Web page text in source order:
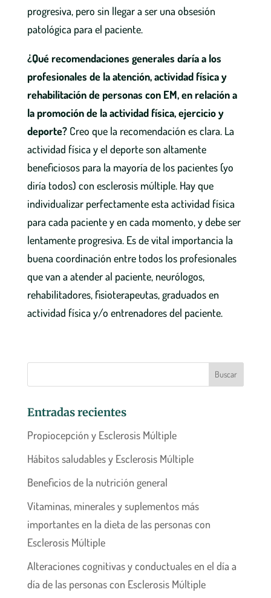
progresiva, pero sin llegar a ser una obsesión
patológica para el paciente.
¿Qué recomendaciones generales daría a los
profesionales de la atención, actividad física y
rehabilitación de personas con EM, en relación a
la promoción de la actividad física, ejercicio y
deporte?Creo que la recomendación es clara. La
actividad física y el deporte son altamente
beneficiosos para la mayoría de los pacientes (yo
diría todos) con esclerosis múltiple. Hay que
individualizar perfectamente esta actividad física
para cada paciente y en cada momento, y debe ser
lentamente progresiva. Es de vital importancia la
buena coordinación entre todos los profesionales
que van a atender al paciente, neurólogos,
rehabilitadores, fisioterapeutas, graduados en
actividad física y/o entrenadores del paciente.
Entradas recientes
Propiocepción y Esclerosis Múltiple
Hábitos saludables y Esclerosis Múltiple
Beneficios de la nutrición general
Vitaminas, minerales y suplementos más
importantes en la dieta de las personas con
Esclerosis Múltiple
Alteraciones cognitivas y conductuales en el día a
día de las personas con Esclerosis Múltiple